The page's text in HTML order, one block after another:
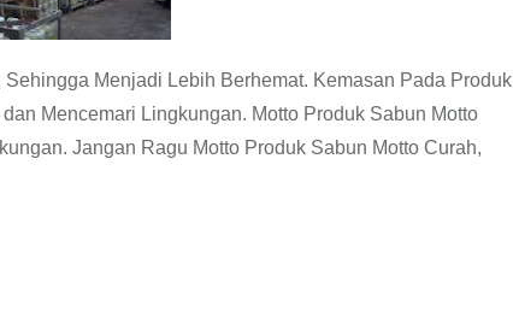
Menjadi Lebih Berhemat. Kemasan Pada Produk
Mencemari Lingkungan. Motto Produk Sabun Motto
Jangan Ragu Motto Produk Sabun Motto Curah,